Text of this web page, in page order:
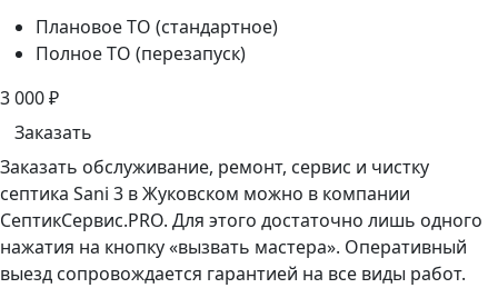
Плановое ТО (стандартное)
Полное ТО (перезапуск)
3 000₽
Заказать
Заказать обслуживание, ремонт, сервис и чистку
септика Sani 3 в Жуковском можно в компании
СептикСервис.PRO. Для этого достаточно лишь одного
нажатия на кнопку «вызвать мастера». Оперативный
выезд сопровождается гарантией на все виды работ.